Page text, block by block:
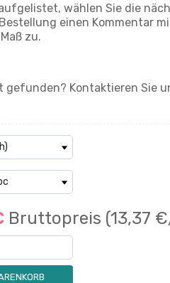
wählen Sie die
einen Kommentar
zu.
gefunden? Kontaktieren Sie
Bruttopreis (13,37